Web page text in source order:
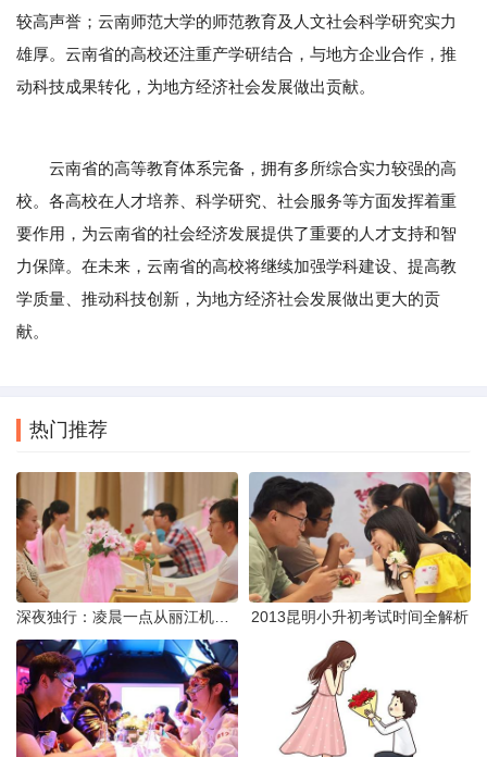
较高声誉；云南师范大学的师范教育及人文社会科学研究实力
雄厚。云南省的高校还注重产学研结合，与地方企业合作，推
动科技成果转化，为地方经济社会发展做出贡献。
云南省的高等教育体系完备，拥有多所综合实力较强的高
校。各高校在人才培养、科学研究、社会服务等方面发挥着重
要作用，为云南省的社会经济发展提供了重要的人才支持和智
力保障。在未来，云南省的高校将继续加强学科建设、提高教
学质量、推动科技创新，为地方经济社会发展做出更大的贡
献。
热门推荐
2013昆明小升初考试时间全解析